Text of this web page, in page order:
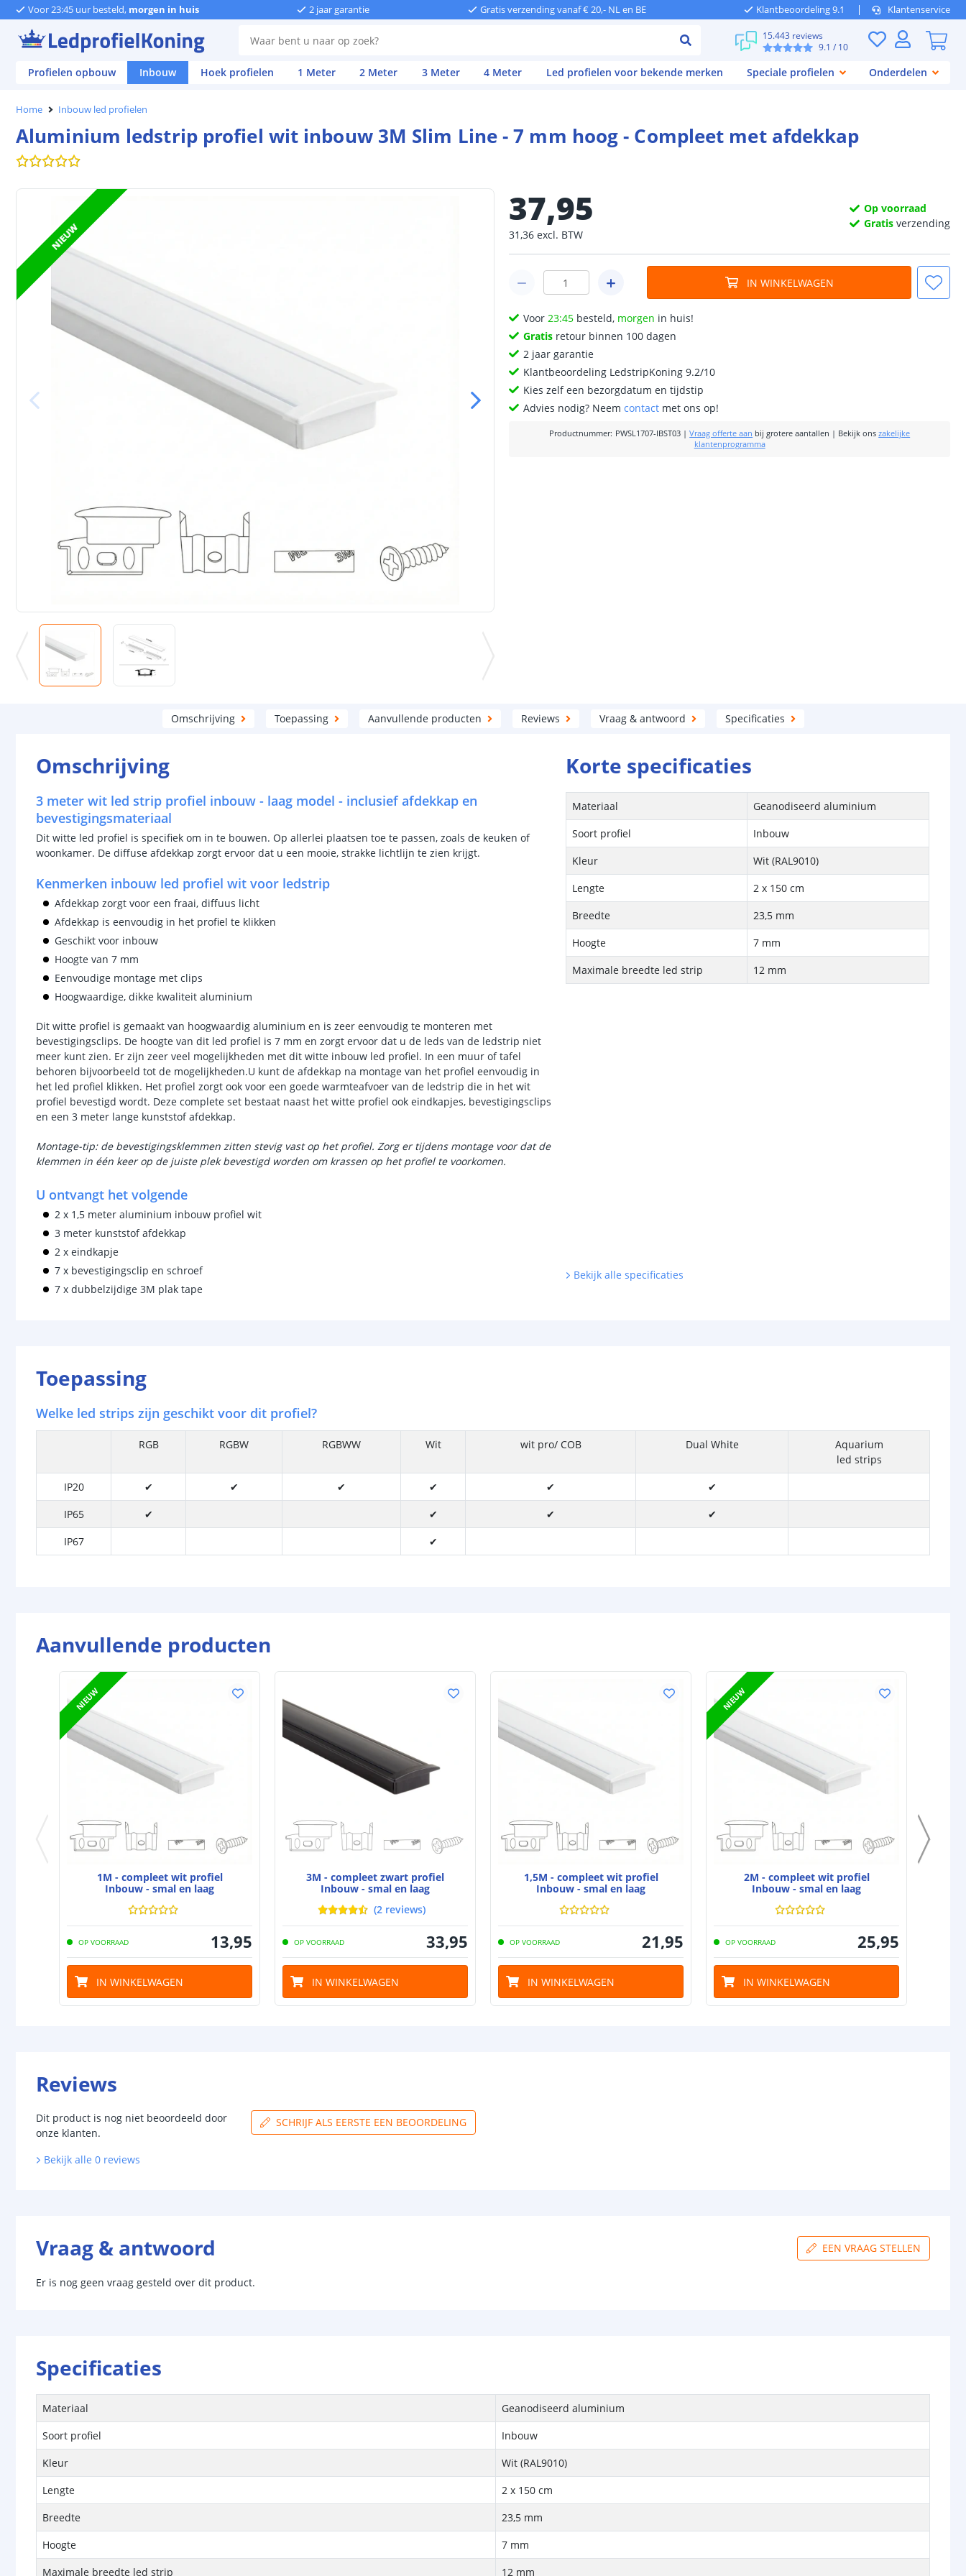
Voor 23:45 uur besteld, morgen in huis 2 jaar garantie Gratis verzending vanaf € 20,- NL en BE Klantbeoordeling 9.1 Klantenservice
15.443 reviews
9.1 / 10
Profielen opbouw Inbouw Hoek profielen 1 Meter 2 Meter 3 Meter 4 Meter Led profielen voor bekende merken Speciale profielen Onderdelen
Home Inbouw led profielen
Aluminium ledstrip profiel wit inbouw 3M Slim Line - 7 mm hoog - Compleet met afdekkap
NIEUW
37,95
31,36 excl. BTW
Op voorraad
Gratis verzending
IN WINKELWAGEN
Voor23:45 besteld, morgen in huis!
Gratis retour binnen 100 dagen
2 jaar garantie
Klantbeoordeling LedstripKoning 9.2/10
Kies zelf een bezorgdatum en tijdstip
Advies nodig? Neemcontact met ons op!
Productnummer: PWSL1707-IBST03 |Vraag offerte aan bij grotere aantallen | Bekijk ons zakelijke
klantenprogramma
Omschrijving Toepassing Aanvullende producten Reviews Vraag & antwoord Specificaties
Omschrijving
3 meter wit led strip profiel inbouw - laag model - inclusief afdekkap en
bevestigingsmateriaal
Dit witte led profiel is specifiek om in te bouwen. Op allerlei plaatsen toe te passen, zoals de keuken of
woonkamer. De diffuse afdekkap zorgt ervoor dat u een mooie, strakke lichtlijn te zien krijgt.
Kenmerken inbouw led profiel wit voor ledstrip
Afdekkap zorgt voor een fraai, diffuus licht
Afdekkap is eenvoudig in het profiel te klikken
Geschikt voor inbouw
Hoogte van 7 mm
Eenvoudige montage met clips
Hoogwaardige, dikke kwaliteit aluminium
Dit witte profiel is gemaakt van hoogwaardig aluminium en is zeer eenvoudig te monteren met
bevestigingsclips. De hoogte van dit led profiel is 7 mm en zorgt ervoor dat u de leds van de ledstrip niet
meer kunt zien. Er zijn zeer veel mogelijkheden met dit witte inbouw led profiel. In een muur of tafel
behoren bijvoorbeeld tot de mogelijkheden.U kunt de afdekkap na montage van het profiel eenvoudig in
het led profiel klikken. Het profiel zorgt ook voor een goede warmteafvoer van de ledstrip die in het wit
profiel bevestigd wordt. Deze complete set bestaat naast het witte profiel ook eindkapjes, bevestigingsclips
en een 3 meter lange kunststof afdekkap.
Montage-tip: de bevestigingsklemmen zitten stevig vast op het profiel. Zorg er tijdens montage voor dat de
klemmen in één keer op de juiste plek bevestigd worden om krassen op het profiel te voorkomen.
U ontvangt het volgende
2 x 1,5 meter aluminium inbouw profiel wit
3 meter kunststof afdekkap
2 x eindkapje
7 x bevestigingsclip en schroef
7 x dubbelzijdige 3M plak tape
Korte specificaties
Materiaal
Geanodiseerd aluminium
Soort profiel
Inbouw
Kleur
Wit (RAL9010)
Lengte
2 x 150 cm
Breedte
23,5 mm
Hoogte
7 mm
Maximale breedte led strip
12 mm
Bekijk alle specificaties
Toepassing
Welke led strips zijn geschikt voor dit profiel?
RGB RGBW RGBWW Wit wit pro/ COB Dual White
Aquarium
led strips
IP20
✔ ✔ ✔ ✔ ✔
✔
IP65
✔ ✔ ✔
✔
IP67
✔
Aanvullende producten
NIEUW
1M - compleet wit profiel
Inbouw - smal en laag
OP VOORRAAD 13,95
IN WINKELWAGEN
3M - compleet zwart profiel
Inbouw - smal en laag
(2 reviews)
OP VOORRAAD 33,95
IN WINKELWAGEN
1,5M - compleet wit profiel
Inbouw - smal en laag
OP VOORRAAD 21,95
IN WINKELWAGEN
NIEUW
2M - compleet wit profiel
Inbouw - smal en laag
OP VOORRAAD 25,95
IN WINKELWAGEN
Reviews
Dit product is nog niet beoordeeld door
onze klanten.
SCHRIJF ALS EERSTE EEN BEOORDELING
Bekijk alle 0 reviews
Vraag & antwoord EEN VRAAG STELLEN
Er is nog geen vraag gesteld over dit product.
Specificaties
Materiaal
Geanodiseerd aluminium
Soort profiel
Inbouw
Kleur
Wit (RAL9010)
Lengte
2 x 150 cm
Breedte
23,5 mm
Hoogte
7 mm
Maximale breedte led strip
12 mm